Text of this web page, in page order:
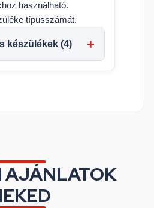
használható.
típusszámát.
készülékek (4)
AJÁNLATOK